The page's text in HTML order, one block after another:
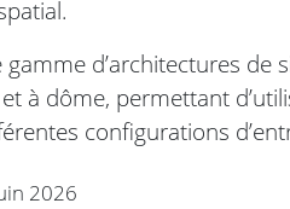
d’architectures de
à dôme, permettant
configurations
2026